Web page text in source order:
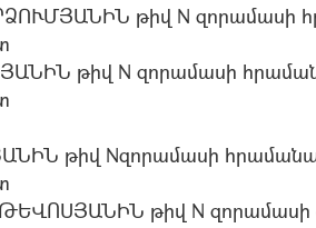
թիվ N զորամասի
թիվ N զորամասի
թիվ Nզորամասի
թիվ N զորամասի